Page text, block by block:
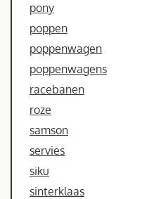
pony
poppen
poppenwagen
poppenwagens
racebanen
roze
samson
servies
siku
sinterklaas